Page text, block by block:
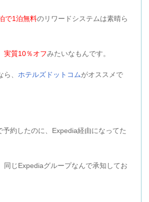
で1泊無料のリワードシステムは素晴ら
実質10％オフみたいなもんです。
、 ホテルズドットコムがオススメで
予約したのに、Expedia経由になってた
同じExpediaグループなんで承知してお